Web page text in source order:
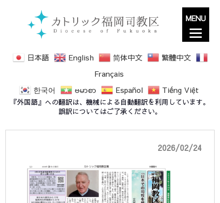
日本語 English 简体中文
繁體中文
Français
한국어
ဗမာစာ Español Tiếng Việt
『外国語』への翻訳は、機械による自動翻訳を利用しています。
誤訳についてはご了承ください。
スクリーンショット 202603アイキャッチ
2026/02/24
MENU